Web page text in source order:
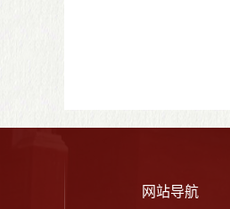
网站导航